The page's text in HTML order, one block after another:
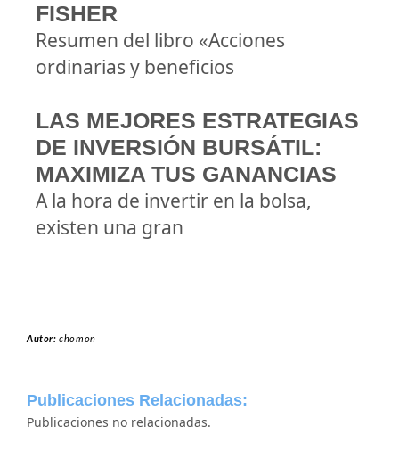
FISHER
Resumen del libro «Acciones
ordinarias y beneficios
LAS MEJORES ESTRATEGIAS
DE INVERSIÓN BURSÁTIL:
MAXIMIZA TUS GANANCIAS
A la hora de invertir en la bolsa,
existen una gran
Autor:chomon
Publicaciones Relacionadas:
Publicaciones no relacionadas.